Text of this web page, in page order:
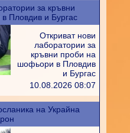
за кръвни
Пловдив и Бургас
Откриват нови
лаборатории за
кръвни проби на
шофьори в Пловдив
и Бургас
10.08.2026 08:07
на Украйна